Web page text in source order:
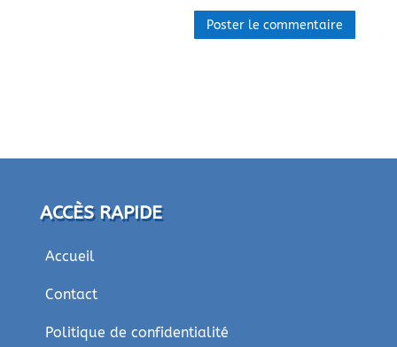
ACCÈS RAPIDE
Accueil
Contact
Politique de confidentialité